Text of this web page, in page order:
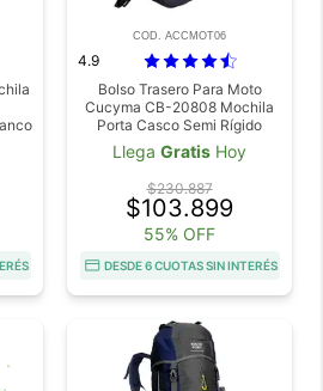
COD. ACCMOT06
4.9
Bolso Trasero Para Moto
Cucyma CB-20808 Mochila
Porta Casco Semi Rígido
Impermeable
Llega Gratis Hoy
$230.887
$103.899
55% OFF
DESDE 6 CUOTAS SIN INTERÉS